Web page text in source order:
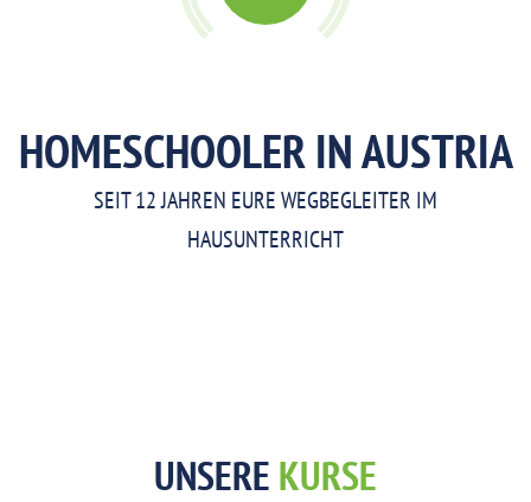
HOMESCHOOLER IN AUSTRIA
SEIT 12 JAHREN EURE WEGBEGLEITER IM
HAUSUNTERRICHT
UNSERE KURSE